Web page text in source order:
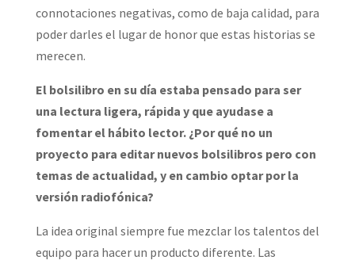
connotaciones negativas, como de baja calidad, para
poder darles el lugar de honor que estas historias se
merecen.
El bolsilibro en su día estaba pensado para ser
una lectura ligera, rápida y que ayudase a
fomentar el hábito lector. ¿Por qué no un
proyecto para editar nuevos bolsilibros pero con
temas de actualidad, y en cambio optar por la
versión radiofónica?
La idea original siempre fue mezclar los talentos del
equipo para hacer un producto diferente. Las